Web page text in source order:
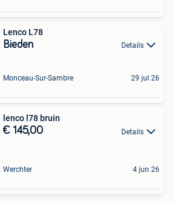
Lenco L78
Bieden Details
Monceau-Sur-Sambre 29 jul 26
lenco l78 bruin
€ 145,00 Details
Werchter 4 jun 26